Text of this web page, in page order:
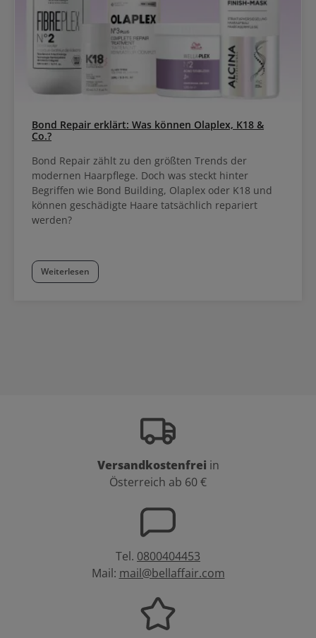
Bond Repair erklärt: Was können Olaplex, K18 &
Co.?
Bond Repair zählt zu den größten Trends der
modernen Haarpflege. Doch was steckt hinter
Begriffen wie Bond Building, Olaplex oder K18 und
können geschädigte Haare tatsächlich repariert
werden?
Weiterlesen
Versandkostenfrei in
Österreich ab 60 €
Tel. 0800404453
Mail: mail@bellaffair.com